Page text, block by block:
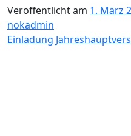
Veröffentlicht am 1. März
nokadmin
Einladung